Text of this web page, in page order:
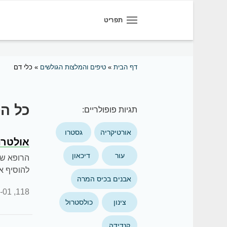
תפריט
דף הבית» טיפים והמלצות הגולשים » כלי דם
תגיות פופולריים:
אורטיקריה גסטרו
עור דיכאון
אבנים בכיס המרה
צינון כולסטרול
כל
הרופא
להוסיף
118,